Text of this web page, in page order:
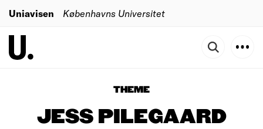
Uniavisen Københavns Universitet
THEME
JESS PILEGAARD